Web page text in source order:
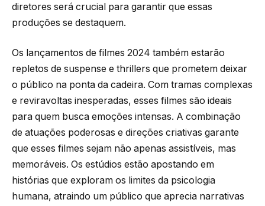
diretores será crucial para garantir que essas
produções se destaquem.
Os lançamentos de filmes 2024 também estarão
repletos de suspense e thrillers que prometem deixar
o público na ponta da cadeira. Com tramas complexas
e reviravoltas inesperadas, esses filmes são ideais
para quem busca emoções intensas. A combinação
de atuações poderosas e direções criativas garante
que esses filmes sejam não apenas assistíveis, mas
memoráveis. Os estúdios estão apostando em
histórias que exploram os limites da psicologia
humana, atraindo um público que aprecia narrativas